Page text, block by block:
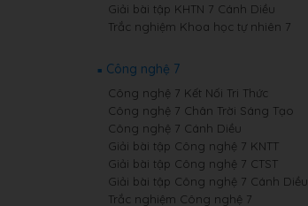
Giải bài tập KHTN 7 Cánh Diều
Trắc nghiệm Khoa học tự nhiên 7
Công nghệ 7
Công nghệ 7 Kết Nối Tri Thức
Công nghệ 7 Chân Trời Sáng Tạo
Công nghệ 7 Cánh Diều
Giải bài tập Công nghệ 7 KNTT
Giải bài tập Công nghệ 7 CTST
Giải bài tập Công nghệ 7 Cánh Diều
Trắc nghiệm Công nghệ 7